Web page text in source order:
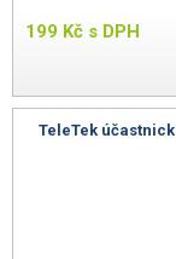
199 Kč s DPH
TeleTek